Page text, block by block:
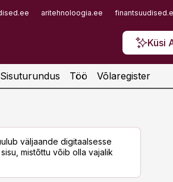
aritehnoloogia.ee
Küsi
Sisuturundus Töö Võlaregister
väljaande digitaalsesse
mistõttu võib olla vajalik